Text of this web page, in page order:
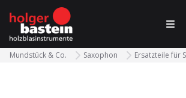
bastein
Mundstück & Co. Saxophon Ersatzteile für